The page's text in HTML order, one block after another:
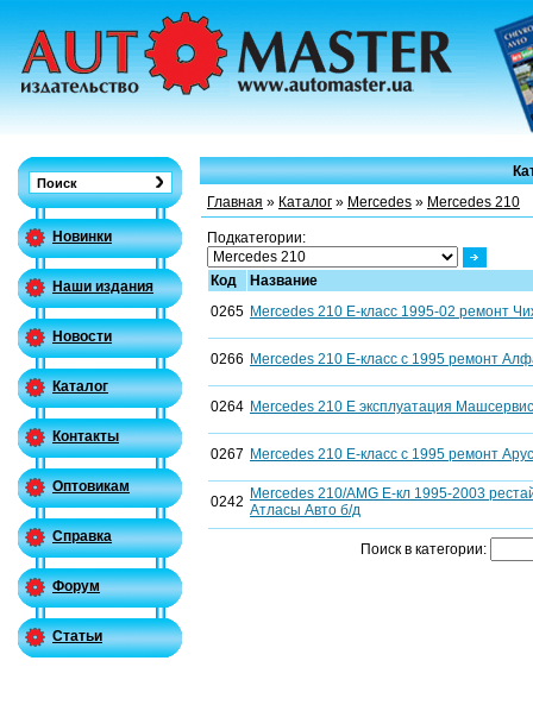
Новинки
Наши издания
Новости
Каталог
Контакты
Оптовикам
Справка
Форум
Статьи
Главная » Каталог » Mercedes » Mercedes 210
Подкатегории:
Код
Название
0265 Mercedes 210 Е-класс 1995-02 ремонт
0266 Mercedes 210 Е-класс с 1995 ремонт
0264 Mercedes 210 Е эксплуатация Машсервис
0267 Mercedes 210 Е-класс с 1995 ремонт
0242 Mercedes 210/AMG Е-кл 1995-2003
Атласы Авто б/д
Поиск в категории: